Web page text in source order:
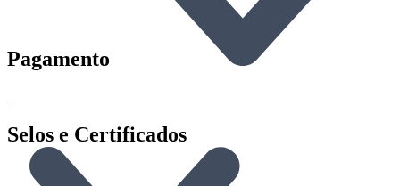
Pagamento
Selos e Certificados